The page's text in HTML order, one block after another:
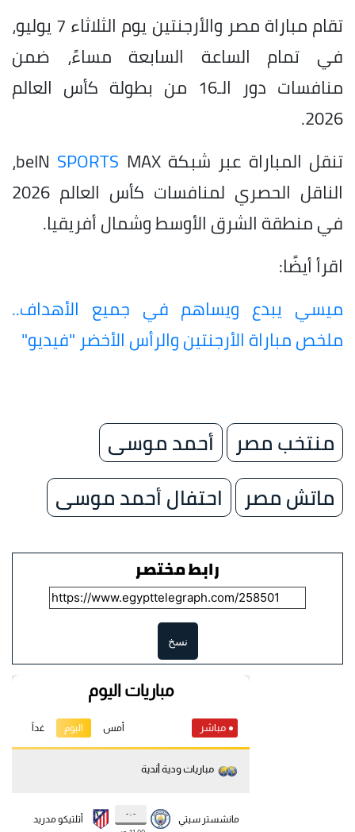
تقام مباراة مصر والأرجنتين يوم الثلاثاء 7 يوليو،
في تمام الساعة السابعة مساءً، ضمن
منافسات دور الـ16 من بطولة كأس العالم
2026.
تنقل المباراة عبر شبكة beIN
SPORTS
MAX،
الناقل الحصري لمنافسات كأس العالم 2026
في منطقة الشرق الأوسط وشمال أفريقيا.
اقرأ أيضًا:
ميسي يبدع ويساهم في جميع الأهداف..
ملخص مباراة الأرجنتين والرأس الأخضر "فيديو"
منتخب مصر
أحمد موسى
ماتش مصر
احتفال أحمد موسى
رابط مختصر
نسخ